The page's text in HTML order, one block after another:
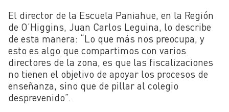
El director de la Escuela Paniahue, en la Región
de O’Higgins, Juan Carlos Leguina, lo describe
de esta manera: “Lo que más nos preocupa, y
esto es algo que compartimos con varios
directores de la zona, es que las fiscalizaciones
no tienen el objetivo de apoyar los procesos de
enseñanza, sino que de pillar al colegio
desprevenido”.